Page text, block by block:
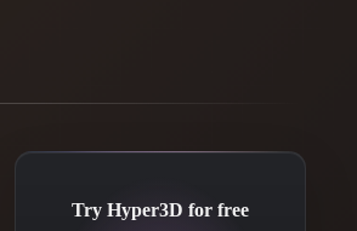
Character
Try Hyper3D for free